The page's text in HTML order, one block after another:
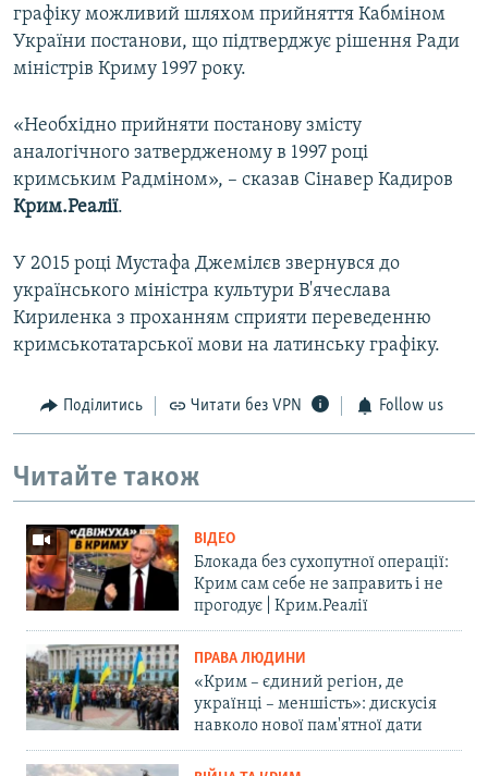
графіку можливий шляхом прийняття Кабміном
України постанови, що підтверджує рішення Ради
міністрів Криму 1997 року.
«Необхідно прийняти постанову змісту
аналогічного затвердженому в 1997 році
кримським Радміном», – сказав Сінавер Кадиров
Крим.Реалії.
У 2015 році Мустафа Джемілєв звернувся до
українського міністра культури В'ячеслава
Кириленка з проханням сприяти переведенню
кримськотатарської мови на латинську графіку.
Поділитись Читати без VPN Follow us
Читайте також
ВІДЕО
Блокада без сухопутної операції:
Крим сам себе не заправить і не
прогодує | Крим.Реалії
ПРАВА ЛЮДИНИ
«Крим – єдиний регіон, де
українці – меншість»: дискусія
навколо нової пам'ятної дати